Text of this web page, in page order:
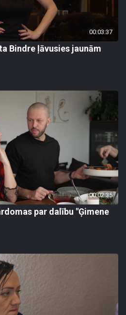
00:03:37
Bindre ļāvusies jaunām
00:02:35
par dalību "Ģimene